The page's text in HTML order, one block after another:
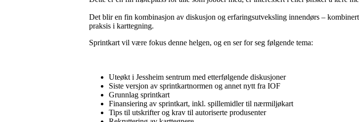
Det blir en fin kombinasjon av diskusjon og erfaringsutveksling innendørs –
praksis i karttegning.
Sprintkart vil være fokus denne helgen, og en ser for seg følgende tema:
Uteøkt i Jessheim sentrum med etterfølgende diskusjoner
Siste versjon av sprintkartnormen og annet nytt fra IOF
Grunnlag sprintkart
Finansiering av sprintkart, inkl. spillemidler til nærmiljøkart
Tips til utskrifter og krav til autoriserte produsenter